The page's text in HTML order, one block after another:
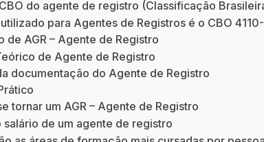
do agente de registro (Classificação
para Agentes de Registros é o CBO
de AGR – Agente de Registro
de Agente de Registro
documentação do Agente de Registro
tornar um AGR – Agente de Registro
salário de um agente de registro